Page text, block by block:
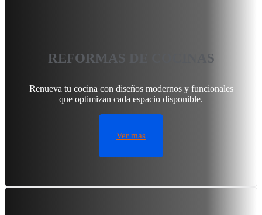
REFORMAS DE COCINAS
Renueva tu cocina con diseños modernos y funcionales
que optimizan cada espacio disponible.
Ver mas